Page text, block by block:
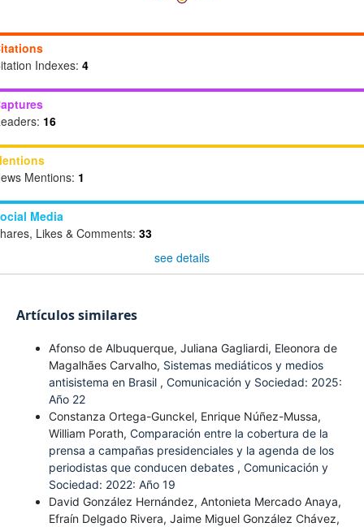
Indexes: 4
16
Mentions: 1
Media
Likes & Comments: 33
see details
Artículos similares
Afonso de Albuquerque, Juliana Gagliardi, Eleonora de
Magalhães Carvalho, Sistemas mediáticos y medios
antisistema en Brasil , Comunicación y Sociedad: 2025:
Año 22
Constanza Ortega-Gunckel, Enrique Núñez-Mussa,
William Porath, Comparación entre la cobertura de la
prensa a campañas presidenciales y la agenda de los
periodistas que conducen debates , Comunicación y
Sociedad: 2022: Año 19
David González Hernández, Antonieta Mercado Anaya,
Efraín Delgado Rivera, Jaime Miguel González Chávez,